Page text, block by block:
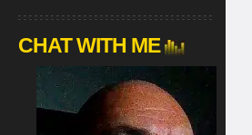
CHAT WITH ME